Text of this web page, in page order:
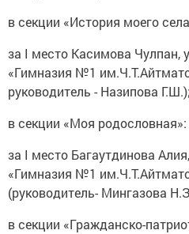
в секции «История моего
за I место Касимова Чулпан,
«Гимназия №1
руководитель - Назипова Г.Ш.);
в секции «Моя родословная»:
за I место Багаутдинова
«Гимназия №1
(руководитель- Мингазова
в секции «Гражданско-